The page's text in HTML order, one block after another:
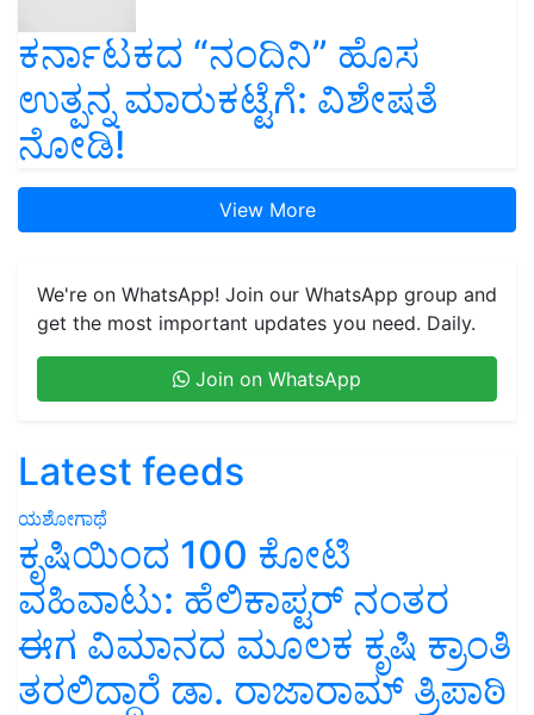
ಕರ್ನಾಟಕದ “ನಂದಿನಿ” ಹೊಸ
ಉತ್ಪನ್ನ ಮಾರುಕಟ್ಟೆಗೆ: ವಿಶೇಷತೆ
ನೋಡಿ!
View More
We're on WhatsApp! Join our WhatsApp group and
get the most important updates you need. Daily.
Join on WhatsApp
Latest feeds
ಯಶೋಗಾಥೆ
ಕೃಷಿಯಿಂದ 100 ಕೋಟಿ
ವಹಿವಾಟು: ಹೆಲಿಕಾಪ್ಟರ್ ನಂತರ
ಈಗ ವಿಮಾನದ ಮೂಲಕ ಕೃಷಿ ಕ್ರಾಂತಿ
ತರಲಿದ್ದಾರೆ ಡಾ. ರಾಜಾರಾಮ್ ತ್ರಿಪಾಠಿ